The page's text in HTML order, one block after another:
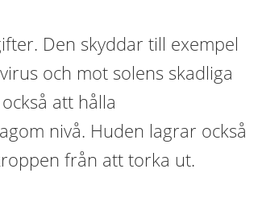
Den skyddar till exempel
och mot solens skadliga
att hålla
nivå. Huden lagrar också
från att torka ut.